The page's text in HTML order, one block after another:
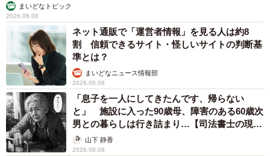
まいどなトピック
2026.08.08
ネット通販で「運営者情報」を見る人は約8
割 信頼できるサイト・怪しいサイトの判断基
準とは？
まいどなニュース情報部
2026.08.08
「息子を一人にしてきたんです、帰らない
と」 施設に入った90歳母、障害のある60歳次
男との暮らしは行き詰まり…【司法書士の現場
から】山下 静香
2026.08.08